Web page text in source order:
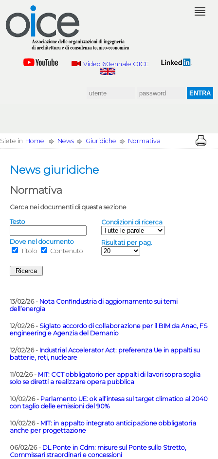
Video 60ennale OICE
Siete in Home News Giuridiche Normativa
News giuridiche
Normativa
Cerca nei documenti di questa sezione
Testo
Condizioni di ricerca
Dove nel documento
Titolo
Contenuto
Risultati per pag.
13/02/26 - Nota Confindustria di aggiornamento sui temi
dell’energia
12/02/26 - Siglato accordo di collaborazione per il BIM da Anac, FS
engineering e Agenzia del Demanio
12/02/26 - Industrial Accelerator Act: preferenza Ue in appalti su
batterie, reti, nucleare
11/02/26 - MIT: CCT obbligatorio per appalti di lavori sopra soglia
solo se diretti a realizzare opera pubblica
10/02/26 - Parlamento UE: ok all’intesa sul target climatico al 2040
con taglio delle emissioni del 90%
10/02/26 - MIT: in appalto integrato anticipazione obbligatoria
anche per progettazione
06/02/26 - DL Ponte in Cdm: misure sul Ponte sullo Stretto,
Commissari straordinari e concessioni